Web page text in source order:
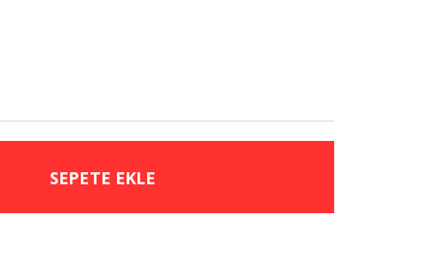
SEPETE EKLE